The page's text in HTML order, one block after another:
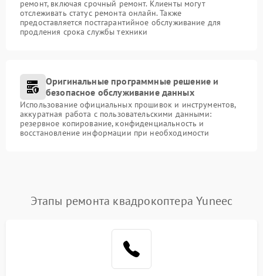
ремонт, включая срочный ремонт. Клиенты могут
отслеживать статус ремонта онлайн. Также
предоставляется постгарантийное обслуживание для
продления срока службы техники
Оригинальные программные решение и
безопасное обслуживание данных
Использование официальных прошивок и инструментов,
аккуратная работа с пользовательскими данными:
резервное копирование, конфиденциальность и
восстановление информации при необходимости
Этапы ремонта квадрокоптера Yuneec